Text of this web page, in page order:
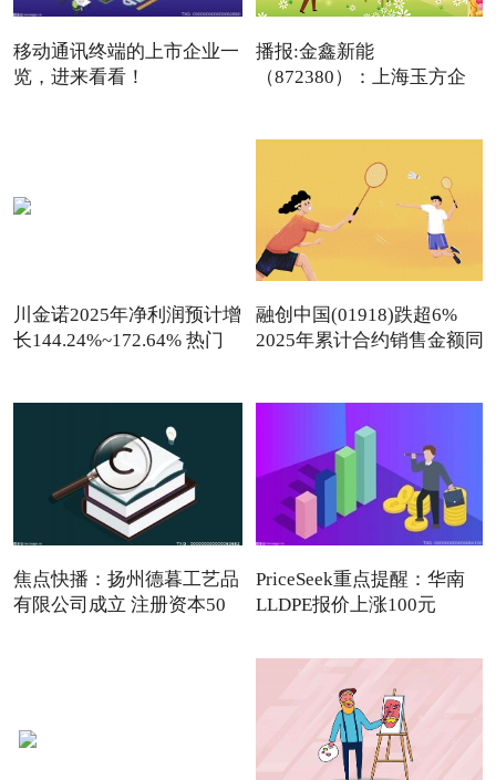
移动通讯终端的上市企业一
览，进来看看！
播报:金鑫新能
（872380）：上海玉方企
川金诺2025年净利润预计增
长144.24%~172.64% 热门
融创中国(01918)跌超6%
2025年累计合约销售金额同
焦点快播：扬州德暮工艺品
有限公司成立 注册资本50
PriceSeek重点提醒：华南
LLDPE报价上涨100元